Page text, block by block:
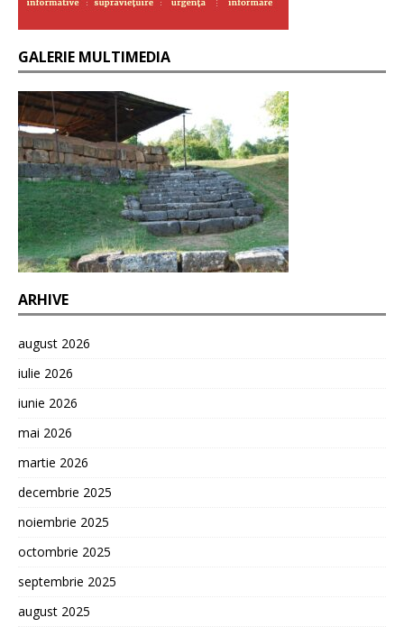
GALERIE MULTIMEDIA
ARHIVE
august 2026
iulie 2026
iunie 2026
mai 2026
martie 2026
decembrie 2025
noiembrie 2025
octombrie 2025
septembrie 2025
august 2025